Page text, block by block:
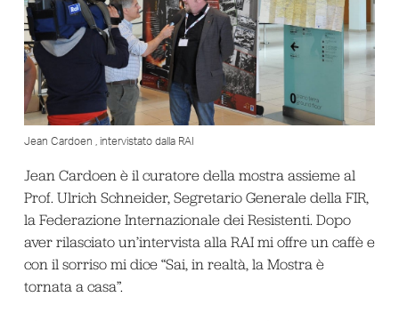
Jean Cardoen , intervistato dalla RAI
Jean Cardoen è il curatore della mostra assieme al
Prof. Ulrich Schneider, Segretario Generale della FIR,
la Federazione Internazionale dei Resistenti. Dopo
aver rilasciato un’intervista alla RAI mi offre un caffè e
con il sorriso mi dice “Sai, in realtà, la Mostra è
tornata a casa”.